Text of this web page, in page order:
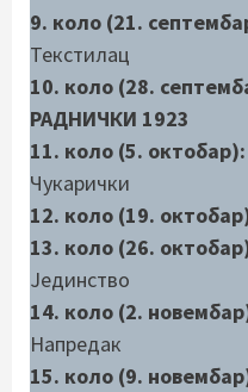
9. коло (21.
Текстилац
10. коло (28.
РАДНИЧКИ 1923
11. коло (5.
Чукарички
12. коло (19.
13. коло (26.
Јединство
14. коло (2.
Напредак
15. коло (9.